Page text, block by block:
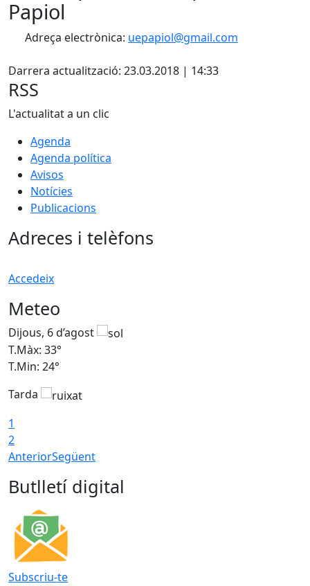
Papiol
Adreça electrònica: uepapiol@gmail.com
Darrera actualització: 23.03.2018 | 14:33
RSS
L'actualitat a un clic
Agenda
Agenda política
Avisos
Notícies
Publicacions
Adreces i telèfons
Accedeix
Meteo
Dijous, 6 d’agost
T.Màx: 33°
T.Min: 24°
Tarda
1
2
AnteriorSegüent
Butlletí digital
Subscriu-te